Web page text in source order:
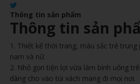
Thông tin sản phẩm
Thông tin sản
1. Thiết kế thời trang, màu sắc trẻ trung
nam và nữ.
2. Nhỏ gọn tiện lợi vừa làm bình uống
dàng cho vào túi xách mang đi mọi nơi.